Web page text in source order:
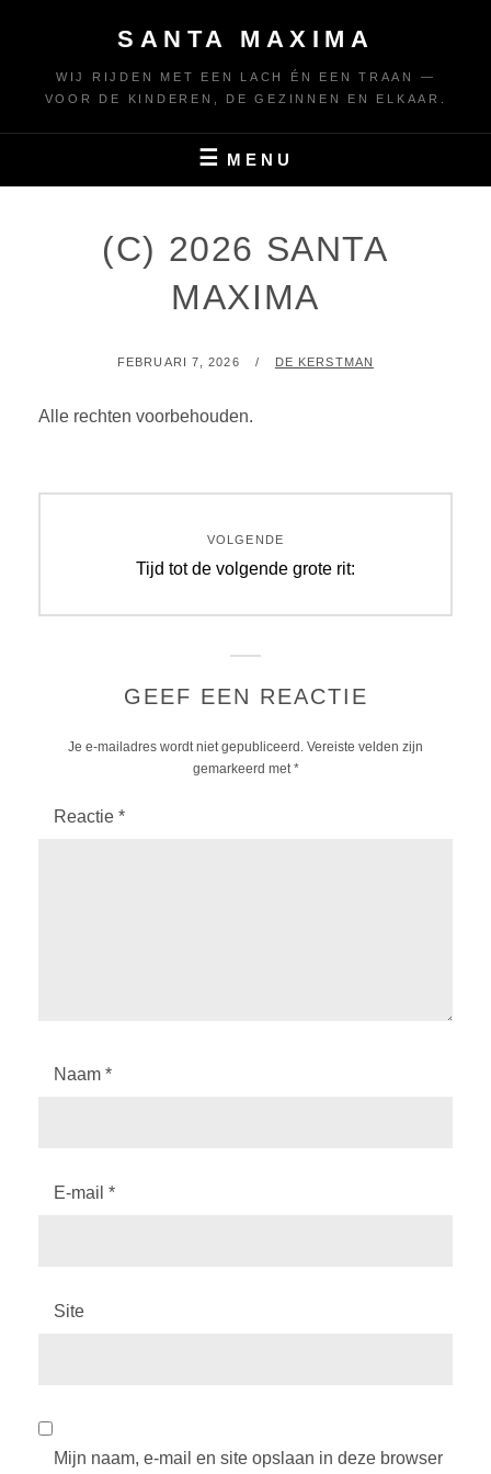
SANTA MAXIMA
WIJ RIJDEN MET EEN LACH ÉN EEN TRAAN —
VOOR DE KINDEREN, DE GEZINNEN EN ELKAAR.
MENU
(C) 2026 SANTA
MAXIMA
GEPLAATST
FEBRUARI 7, 2026 BY
DE KERSTMAN
Alle rechten voorbehouden.
Bericht
VOLGENDE
Volgend
Tijd tot de volgende grote rit:
GEEF EEN REACTIE
Je e-mailadres wordt niet gepubliceerd. Vereiste velden zijn
gemarkeerd met*
Reactie *
Naam *
E-mail *
Site
Mijn naam, e-mail en site opslaan in deze browser